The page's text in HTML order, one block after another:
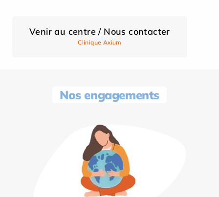
Venir au centre / Nous contacter
Clinique Axium
Nos engagements